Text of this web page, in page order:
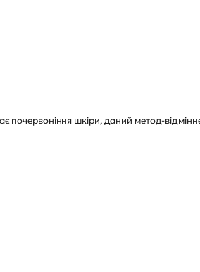
шкіри, даний метод-